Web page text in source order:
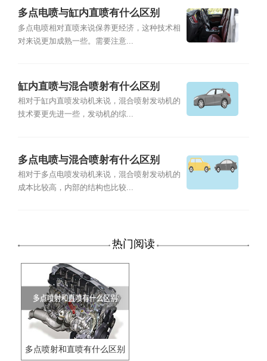
多点电喷与缸内直喷有什么区别
多点电喷相对直喷来说保养更经济，这种技术相
对来说更加成熟一些。需要注意...
缸内直喷与混合喷射有什么区别
相对于缸内直喷发动机来说，混合喷射发动机的
技术要更先进一些，发动机的综...
多点电喷与混合喷射有什么区别
相对于多点电喷发动机来说，混合喷射发动机的
成本比较高，内部的结构也比较...
热门阅读
多点喷射和直喷有什么区别